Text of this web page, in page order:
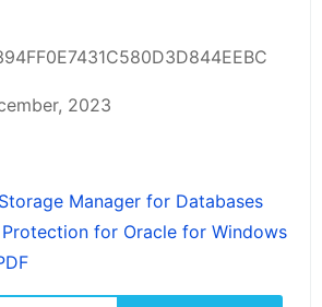
2023
Manager for Databases
Protection for Oracle for Windows